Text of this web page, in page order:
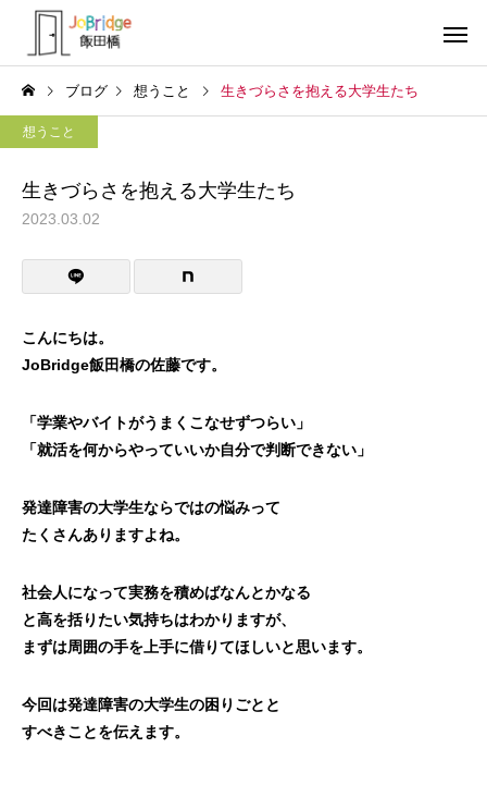
利用者の声
働き続けるための土台
ブログ 想うこと 生きづらさを抱える大学生たち
想うこと
生きづらさを抱える大学生たち
2023.03.02
こんにちは。
JoBridge飯田橋の佐藤です。
「学業やバイトがうまくこなせずつらい」
「就活を何からやっていいか自分で判断できない」
発達障害の大学生ならではの悩みって
たくさんありますよね。
社会人になって実務を積めばなんとかなる
と高を括りたい気持ちはわかりますが、
まずは周囲の手を上手に借りてほしいと思います。
今回は発達障害の大学生の困りごとと
すべきことを伝えます。